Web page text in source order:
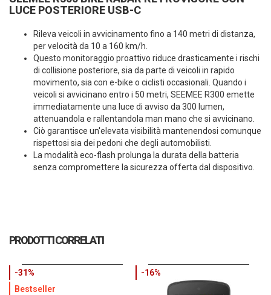
LUCE POSTERIORE USB-C
Rileva veicoli in avvicinamento fino a 140 metri di distanza,
per velocità da 10 a 160 km/h.
Questo monitoraggio proattivo riduce drasticamente i rischi
di collisione posteriore, sia da parte di veicoli in rapido
movimento, sia con e-bike o ciclisti occasionali. Quando i
veicoli si avvicinano entro i 50 metri, SEEMEE R300 emette
immediatamente una luce di avviso da 300 lumen,
attenuandola e rallentandola man mano che si avvicinano.
Ciò garantisce un'elevata visibilità mantenendosi comunque
rispettosi sia dei pedoni che degli automobilisti.
La modalità eco-flash prolunga la durata della batteria
senza compromettere la sicurezza offerta dal dispositivo.
PRODOTTI CORRELATI
-31%
Bestseller
-16%